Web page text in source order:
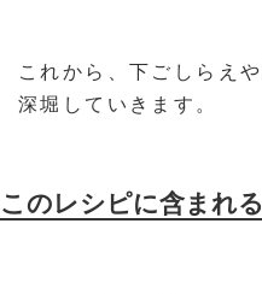
これから、下ごしらえ
深堀していきます。
このレシピに含まれ